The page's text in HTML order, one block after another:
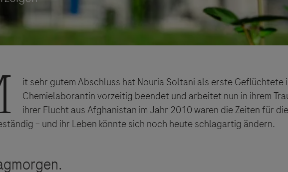
it sehr gutem Abschluss hat Nouria Soltani als erste Geflüchtete
Chemielaborantin vorzeitig beendet und arbeitet nun in ihrem
ihrer Flucht aus Afghanistan im Jahr 2010 waren die Zeiten für
– und ihr Leben könnte sich noch heute schlagartig ändern.